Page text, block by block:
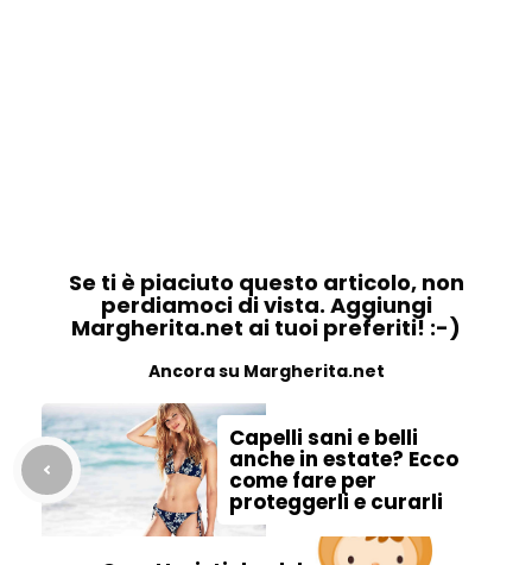
Se ti è piaciuto questo articolo, non
perdiamoci di vista. Aggiungi
Margherita.net ai tuoi preferiti! :-)
Ancora su Margherita.net
Capelli sani e belli
anche in estate? Ecco
come fare per
proteggerli e curarli